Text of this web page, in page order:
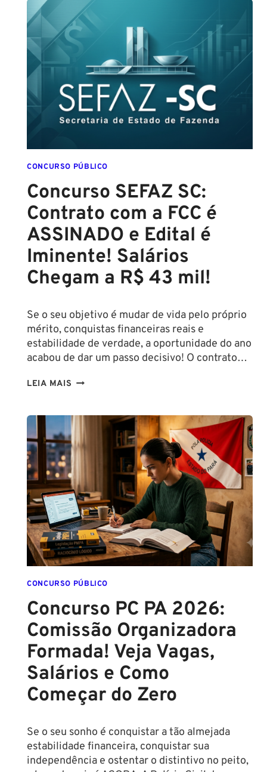
SALVADOR
(GCM
SALVADOR):
CONFIRMADO
SETEMBRO!
CONCURSO PÚBLICO
Concurso SEFAZ SC:
Contrato com a FCC é
ASSINADO e Edital é
Iminente! Salários
Chegam a R$ 43 mil!
Se o seu objetivo é mudar de vida pelo próprio
mérito, conquistas financeiras reais e
estabilidade de verdade, a oportunidade do ano
acabou de dar um passo decisivo! O contrato…
LEIA MAIS CONCURSO
CONTRATO
COM
A
FCC
É
ASSINADO
E
EDITAL
É
IMINENTE!
SALÁRIOS
CHEGAM
R$
43
CONCURSO PÚBLICO
Concurso PC PA 2026:
Comissão Organizadora
Formada! Veja Vagas,
Salários e Como
Começar do Zero
Se o seu sonho é conquistar a tão almejada
estabilidade financeira, conquistar sua
independência e ostentar o distintivo no peito,